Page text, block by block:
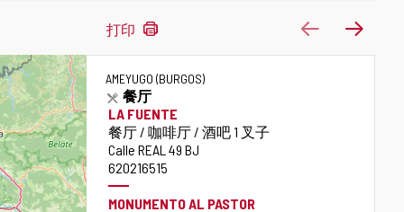
打印
果
上一页下一
AMEYUGO (BURGOS)
餐厅
LA FUENTE
盖
伊
餐厅 / 咖啡厅 / 酒吧 1 叉子
街
道
Calle REAL 49 BJ
电
话
620216515
MONUMENTO AL PASTOR